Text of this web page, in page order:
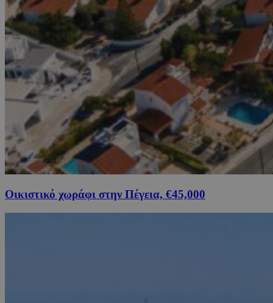
Οικιστικό χωράφι στην Πέγεια, €45,000